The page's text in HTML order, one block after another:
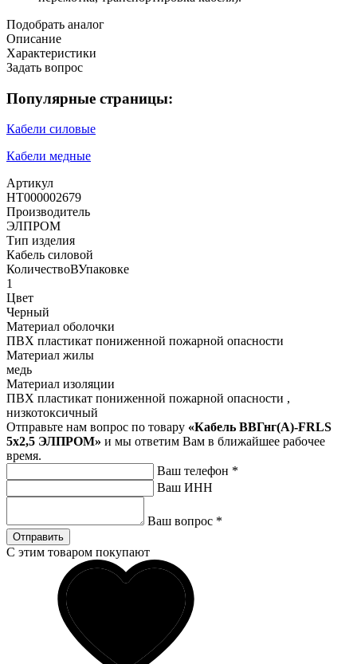
Подобрать аналог
Описание
Характеристики
Задать вопрос
Популярные страницы:
Кабели силовые
Кабели медные
Артикул
НТ000002679
Производитель
ЭЛПРОМ
Тип изделия
Кабель силовой
КоличествоВУпаковке
1
Цвет
Черный
Материал оболочки
ПВХ пластикат пониженной пожарной опасности
Материал жилы
медь
Материал изоляции
ПВХ пластикат пониженной пожарной опасности ,
низкотоксичный
Отправьте нам вопрос по товару «Кабель ВВГнг(А)-FRLS
5х2,5 ЭЛПРОМ» и мы ответим Вам в ближайшее рабочее
время.
Ваш телефон *
Ваш ИНН
Ваш вопрос *
Отправить
С этим товаром покупают